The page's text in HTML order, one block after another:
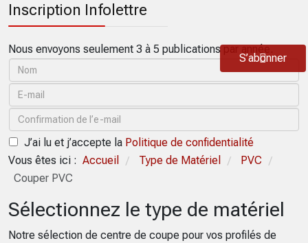
Inscription Infolettre
Nous envoyons seulement 3 à 5 publications par année.
J’ai lu et j’accepte la Politique de confidentialité
S’abonner
Vous êtes ici : Accueil / Type de Matériel / PVC /
Couper PVC
Sélectionnez le type de matériel
Notre sélection de centre de coupe pour vos profilés de